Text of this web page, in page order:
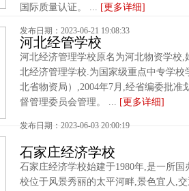
国际质量认证。 ... [更多详细]
发布日期：2023-06-21 19:08:33
河北经管学校
河北经济管理学校原名为河北物资学校,
北经济管理学校.为国家级重点中专学
北省物资局）,2004年7月,经省编委批准
督管理委员会管理。 ... [更多详细]
发布日期：2023-06-03 20:00:19
石家庄经济学校
石家庄经济学校始建于1980年,是一所
校位于风景秀丽的太平河畔,景色宜人,